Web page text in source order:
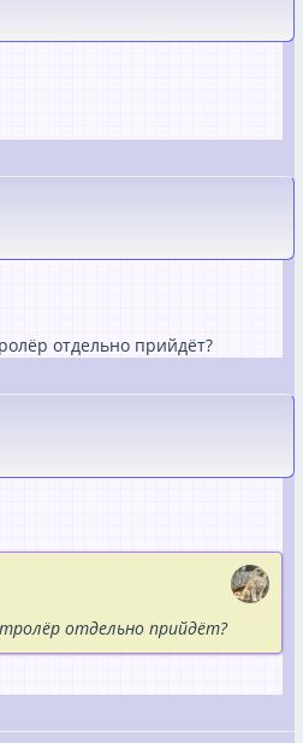
отдельно прийдёт?
отдельно прийдёт?